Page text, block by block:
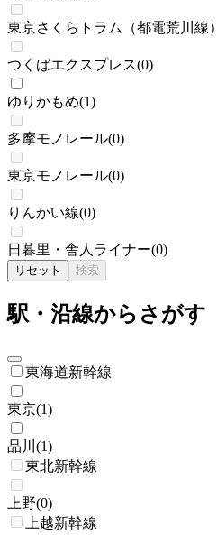
東京さくらトラム（都電荒川線）
つくばエクスプレス(0)
ゆりかもめ(1)
多摩モノレール(0)
東京モノレール(0)
りんかい線(0)
日暮里・舎人ライナー(0)
リセット 検索
駅・沿線からさがす
東海道新幹線
東京(1)
品川 (1)
東北新幹線
上野(0)
上越新幹線